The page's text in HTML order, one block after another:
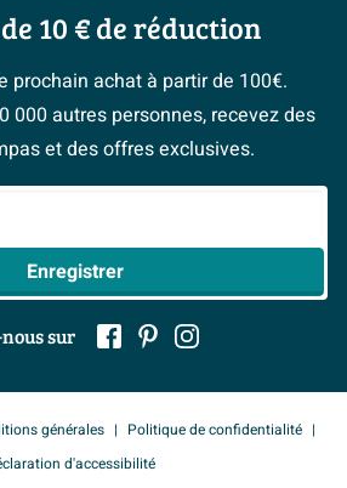
10 € de réduction
prochain achat à partir de 100€.
000 autres personnes, recevez des
et des offres exclusives.
Enregistrer
sur
générales
Politique de confidentialité
d'accessibilité